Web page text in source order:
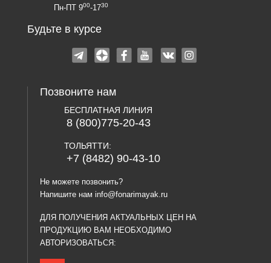
Пн-ПТ 900-1730
Будьте в курсе
Позвоните нам
БЕСПЛАТНАЯ ЛИНИЯ
8 (800)775-20-43
ТОЛЬЯТТИ:
+7 (8482) 90-43-10
Не можете позвонить?
Напишите нам info@fonarimayak.ru
ДЛЯ ПОЛУЧЕНИЯ АКТУАЛЬНЫХ ЦЕН НА
ПРОДУКЦИЮ ВАМ НЕОБХОДИМО
АВТОРИЗОВАТЬСЯ: